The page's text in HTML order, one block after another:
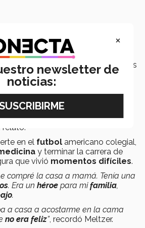
la felicidad
que brindó durante la
Meltzer
también comentó aspectos
parte de las cosas que
casaa mimamá
la felicidady yo iba a comprarla
relató.
en el futbol americano colegial,
y terminar la carrera de
que vivió momentos difíciles.
compré la casa a mamá. Tenía una
. Era un héroe para mifamilia
.
a casa a acostarme en la cama
no era feliz”, recordó Meltzer.
×
newsletter de
noticias: